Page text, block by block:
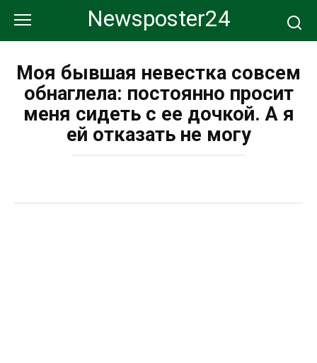
контенту
Newsposter24
Моя бывшая невестка совсем
обнаглела: постоянно просит
меня сидеть с ее дочкой. А я
ей отказать не могу